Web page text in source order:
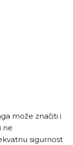
može značiti i
ne
sigurnost